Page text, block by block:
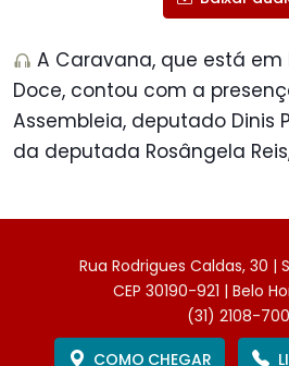
A Caravana, que está em
Doce, contou com a
Assembleia, deputado Dinis
da deputada Rosângela
Rua Rodrigues Caldas, 30 |
CEP 30190-921 | Belo
(31) 2108-
COMO CHEGAR